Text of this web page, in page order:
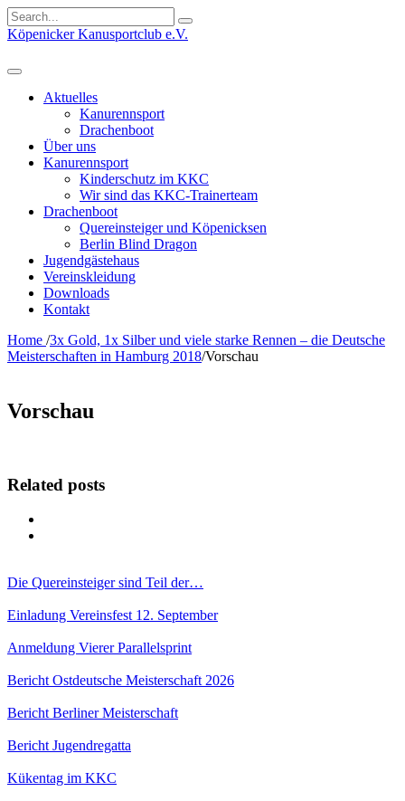
Search
for:
Köpenicker Kanusportclub e.V.
Aktuelles
Kanurennsport
Drachenboot
Über uns
Kanurennsport
Kinderschutz im KKC
Wir sind das KKC-Trainerteam
Drachenboot
Quereinsteiger und Köpenicksen
Berlin Blind Dragon
Jugendgästehaus
Vereinskleidung
Downloads
Kontakt
Home /3x Gold, 1x Silber und viele starke Rennen – die Deutsche
Meisterschaften in Hamburg 2018/Vorschau
Vorschau
Related posts
Die Quereinsteiger sind Teil der…
Einladung Vereinsfest 12. September
Anmeldung Vierer Parallelsprint
Bericht Ostdeutsche Meisterschaft 2026
Bericht Berliner Meisterschaft
Bericht Jugendregatta
Kükentag im KKC